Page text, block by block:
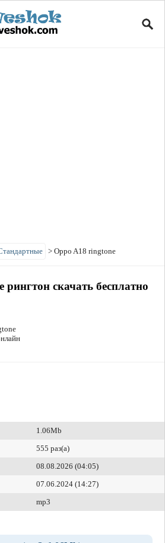
> Oppo A18 ringtone
скачать бесплатно
1.06Mb
555 раз(а)
08.08.2026 (04:05)
07.06.2024 (14:27)
mp3